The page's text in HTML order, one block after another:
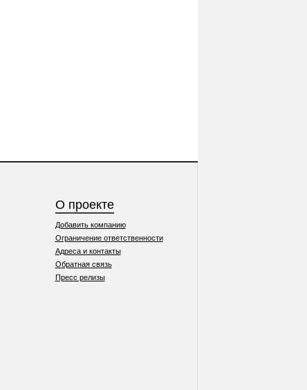
О проекте
Добавить компанию
Ограничение ответственности
Адреса и контакты
Обратная связь
Пресс релизы